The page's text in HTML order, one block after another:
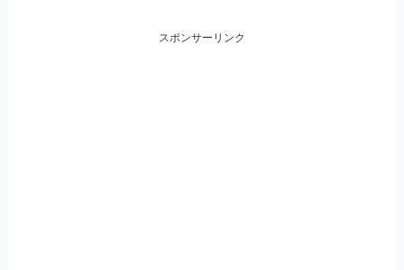
スポンサーリンク